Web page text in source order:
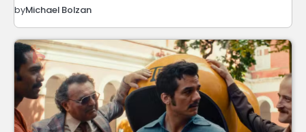
byMichael Bolzan